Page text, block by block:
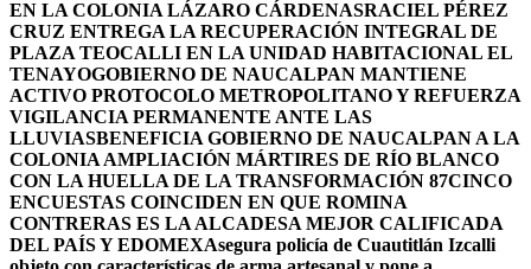
EN LA COLONIA LÁZARO CÁRDENASRACIEL PÉREZ
CRUZ ENTREGA LA RECUPERACIÓN INTEGRAL DE
PLAZA TEOCALLI EN LA UNIDAD HABITACIONAL EL
TENAYOGOBIERNO DE NAUCALPAN MANTIENE
ACTIVO PROTOCOLO METROPOLITANO Y REFUERZA
VIGILANCIA PERMANENTE ANTE LAS
LLUVIASBENEFICIA GOBIERNO DE NAUCALPAN A LA
COLONIA AMPLIACIÓN MÁRTIRES DE RÍO BLANCO
CON LA HUELLA DE LA TRANSFORMACIÓN 87CINCO
ENCUESTAS COINCIDEN EN QUE ROMINA
CONTRERAS ES LA ALCADESA MEJOR CALIFICADA
DEL PAÍS Y EDOMEXAsegura policía de Cuautitlán Izcalli